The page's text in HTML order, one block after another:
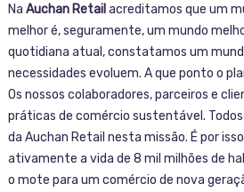
Na Auchan Retailacreditamos que um
melhor é, seguramente, um mundo
quotidiana atual, constatamos um
necessidades evoluem. A que ponto o
Os nossos colaboradores, parceiros e
práticas de comércio sustentável.
da Auchan Retail nesta missão. É por
ativamente a vida de 8 mil milhões de
o mote para um comércio de nova